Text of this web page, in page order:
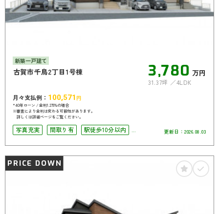
新築一戸建て
古賀市千鳥2丁目1号棟 3,780 万円
31.37坪
4LDK
月々支払例： 100,571 円
*40年ローン / 金利1.275%の場合
※審査により金利は変わる可能性があります。
詳しくは詳細ページをご覧ください。
写真充実 間取り有
駅徒歩10分以内
更新日： 2026.08.03
PRICE DOWN